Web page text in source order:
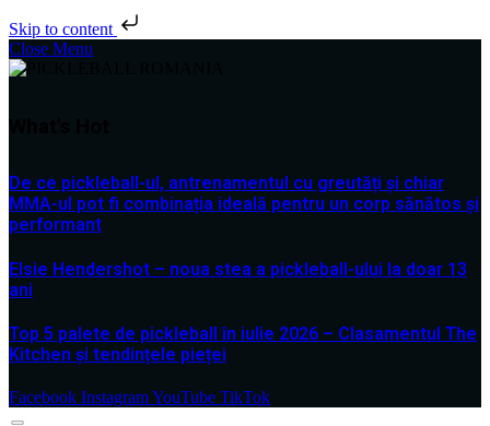
Skip to content
Close Menu
De ce pickleball-ul, antrenamentul cu greutăți și chiar
MMA-ul pot fi combinația ideală pentru un corp sănătos și
performant
Elsie Hendershot – noua stea a pickleball-ului la doar 13
ani
Top 5 palete de pickleball în iulie 2026 – Clasamentul The
Kitchen și tendințele pieței
Facebook InstagramYouTube TikTok